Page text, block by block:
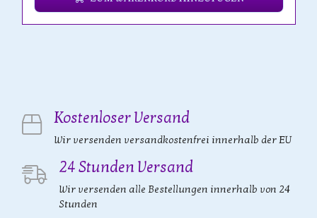
Kostenloser Versand
Wir versenden versandkostenfrei innerhalb der EU
24 Stunden Versand
Wir versenden alle Bestellungen innerhalb von 24
Stunden